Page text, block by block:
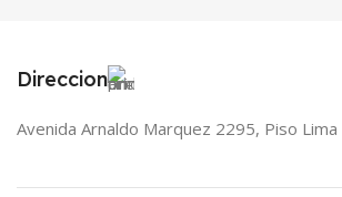
Direccion
Avenida Arnaldo Marquez 2295, Piso Lima